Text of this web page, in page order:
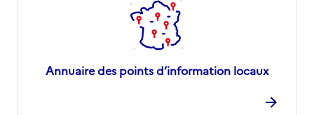
Annuaire des points d’information locaux